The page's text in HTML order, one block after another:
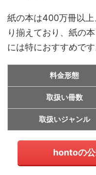
紙の本は400万冊以
り揃えており、紙の
には特におすすめです
料金形態
取扱い冊数
取扱いジャンル
hontoの